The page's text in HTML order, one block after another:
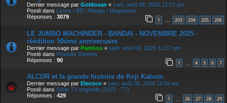
Dernier message par Goldosan « sam. août 08, 2026 12:17 pm
Posté dans Livres / BD / Manga / Magazines
Réponses : 3079 1 … 203 204 205 206
LE JUMBO MACHINDER - BANDAI - NOVEMBRE 2025 -
réédition 50ème anniversaire
Dernier message par Pambou « sam. août 08, 2026 12:07 pm
Posté dans Produits Derives
Réponses : 90 1 4 5 6 7
ALCOR et la grande histoire de Koji Kabuto
Dernier message par Elecoco « sam. août 08, 2026 11:09 am
Posté dans Série TV originelle (1975 - 77)
Réponses : 429 1 26 27 28 29